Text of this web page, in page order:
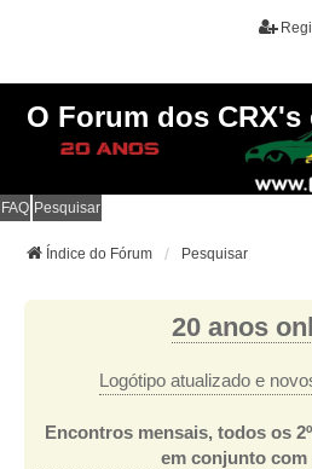
O Forum dos
FAQ Pesquisar
Índice do Fórum Pesquisar
20 anos
Logótipo atualizado e
Encontros mensais, todos os
em conjunto com